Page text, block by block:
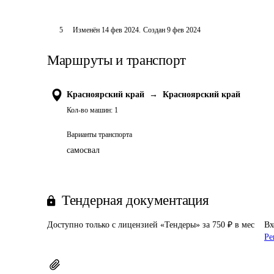
5 Изменён 14 фев 2024. Создан 9 фев 2024
Маршруты и транспорт
Красноярский край → Красноярский край
Кол-во машин: 1
Варианты транспорта
самосвал
Тендерная документация
Доступно только с лицензией «Тендеры» за 750 ₽ в мес